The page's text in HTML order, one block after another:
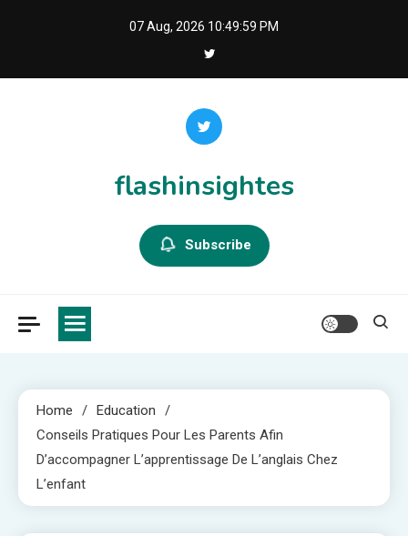
07 Aug, 2026 10:50:00 PM
flashinsightes
Subscribe
Home
Education
Conseils Pratiques Pour Les Parents Afin
D’accompagner L’apprentissage De L’anglais Chez
L’enfant